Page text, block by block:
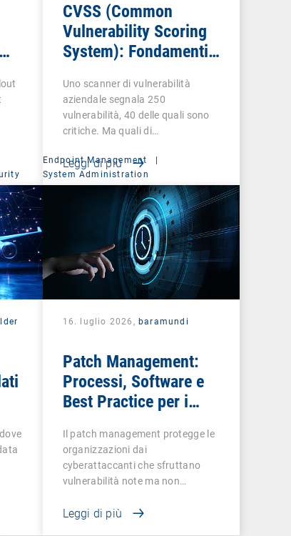
CVSS (Common
Vulnerability Scoring
System): Fondamenti
vulnerabilità
Uno scanner di vulnerabilità
aziendale segnala 250
vulnerabilità, 40 delle quali sono
critiche. Ma quali di…
Leggi di più
Endpoint Management
|
System Administration
16. luglio 2026, baramundi
Patch Management:
Processi, Software e
Best Practice per i
Il patch management protegge le
organizzazioni dai
cyberattaccanti che sfruttano
vulnerabilità note ma non…
Leggi di più